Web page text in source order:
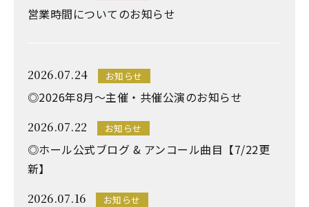
営業時間についてのお知らせ
2026.07.24 お知らせ
◎2026年8月～主催・共催公演のお知らせ
2026.07.22 お知らせ
◎ホール公式ブログ & アンコール曲目【7/22更
新】
2026.07.16 お知らせ